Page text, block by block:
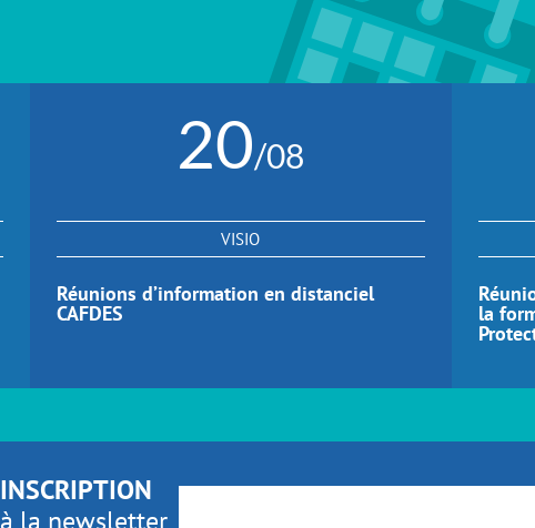
20/08
VISIO
Réunions d’information en distanciel
CAFDES la
INSCRIPTION
à la newsletter